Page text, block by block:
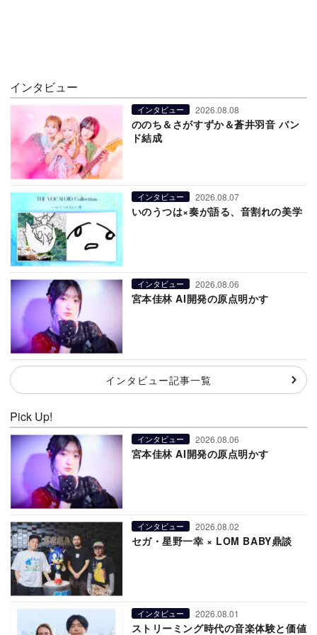
インタビュー
インタビュー 2026.08.08
ののち＆さがすずか＆蒼井羽音 バン
ド結成
インタビュー 2026.08.07
いのうつは×奏が語る、音割れの美学
インタビュー 2026.08.06
宮本佳林 AI開発の原点明かす
インタビュー記事一覧
Pick Up!
インタビュー 2026.08.06
宮本佳林 AI開発の原点明かす
インタビュー 2026.08.02
セガ・星野一幸 × LOM BABY鼎談
インタビュー 2026.08.01
ストリーミング時代の音楽体験と価値